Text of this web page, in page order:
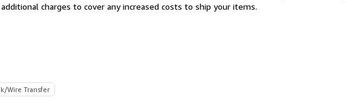
charges to cover any increased costs to ship your items.
Wire Transfer